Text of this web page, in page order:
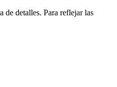
de detalles. Para reflejar las